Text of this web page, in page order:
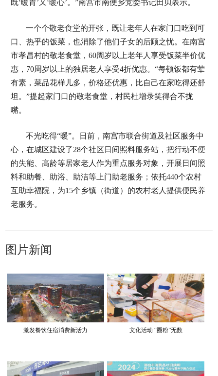
既‘暖胃’又‘暖心’。”南宫市南便乡党委书记田贝表示。
一个个敬老食堂的开张，既让老年人在家门口吃到可
口、热乎的饭菜，也消除了他们子女的后顾之忧。在南宫
市孝昌村的敬老食堂，60周岁以上老年人享受饭菜半价优
惠，70周岁以上的独居老人享受4折优惠。“每顿饭都有荤
有素，菜品花样儿多，价格还优惠，比自己在家吃得还舒
坦。”提起家门口的敬老食堂，村民杜增录笑得合不拢
嘴。
不光吃得“暖”。日前，南宫市联合街道及社区服务中
心，在城区建设了28个社区日间照料服务站，把行动不便
的失能、高龄等居家老人作为重点服务对象，开展日间照
料和助餐、助浴、助洁等上门助老服务；依托440个农村
互助幸福院，为15个乡镇（街道）的农村老人提供便民养
老服务。
图片新闻
激发餐饮住宿消费新活力 文化活动 “圈粉”无数